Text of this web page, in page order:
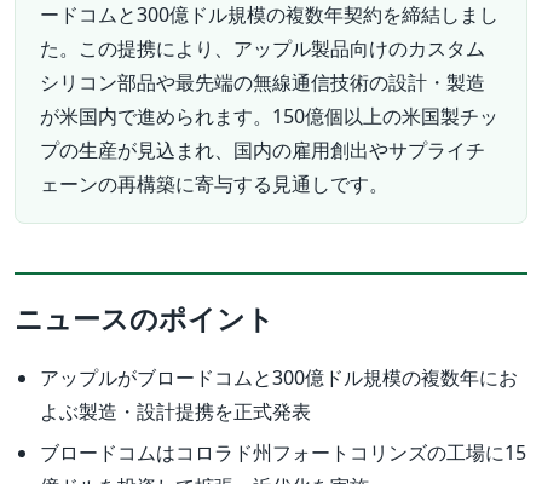
ードコムと300億ドル規模の複数年契約を締結しまし
た。この提携により、アップル製品向けのカスタム
シリコン部品や最先端の無線通信技術の設計・製造
が米国内で進められます。150億個以上の米国製チッ
プの生産が見込まれ、国内の雇用創出やサプライチ
ェーンの再構築に寄与する見通しです。
ニュースのポイント
アップルがブロードコムと300億ドル規模の複数年にお
よぶ製造・設計提携を正式発表
ブロードコムはコロラド州フォートコリンズの工場に15